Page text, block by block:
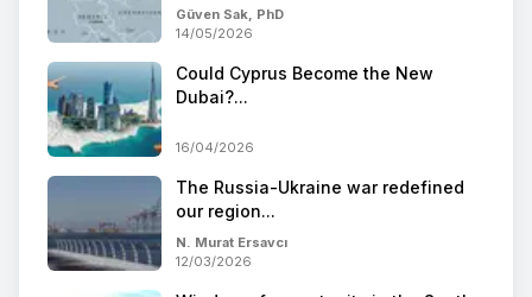
Güven Sak, PhD
14/05/2026
Could Cyprus Become the New
Dubai?...
16/04/2026
The Russia-Ukraine war redefined
our region...
N. Murat Ersavcı
12/03/2026